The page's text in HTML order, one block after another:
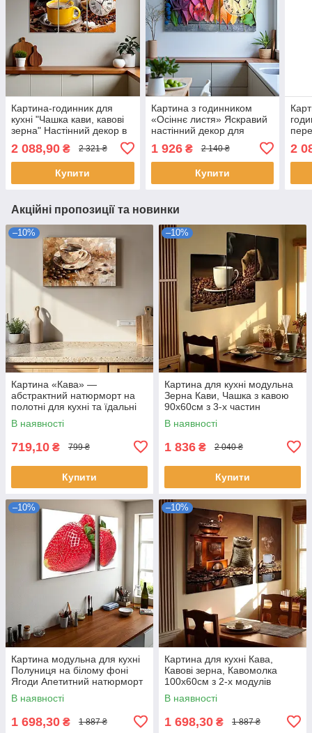
Картина-годинник для
кухні "Чашка кави, кавові
зерна" Настінний декор в
90х60 см з 3х частин
2 088,90 ₴ 2 321 ₴
Купити
Картина з годинником
«Осіннє листя» Яскравий
настінний декор для
безшумним механізмом
100х60 см з 2х частин
1 926₴ 2 140 ₴
Купити
чи
2
Акційні пропозиції та новинки
–10%
Картина «Кава» —
абстрактний натюрморт на
полотні для кухні та їдальні
Друк на полотні 60х40 см
В наявності
719,10 ₴ 799 ₴
Купити
–10%
Картина для кухні модульна
Зерна Кави, Чашка з кавою
90х60см з 3-х частин
В наявності
1 836 ₴ 2 040 ₴
Купити
–10%
Картина модульна для кухні
Полуниця на білому фоні
Ягоди Апетитний натюрморт
100х60см з 2-х частин
В наявності
1 698,30 ₴ 1 887 ₴
–10%
Картина для кухні Кава,
Кавові зерна, Кавомолка
100х60см з 2-х модулів
В наявності
1 698,30 ₴ 1 887 ₴